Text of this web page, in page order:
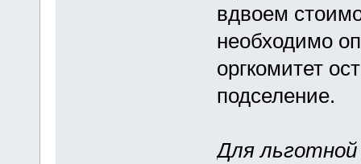
вдвоем
необходимо
оргкомитет
подселение.
Для